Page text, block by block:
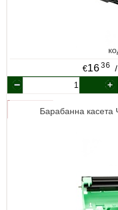
€16 36 /
Барабанна касета